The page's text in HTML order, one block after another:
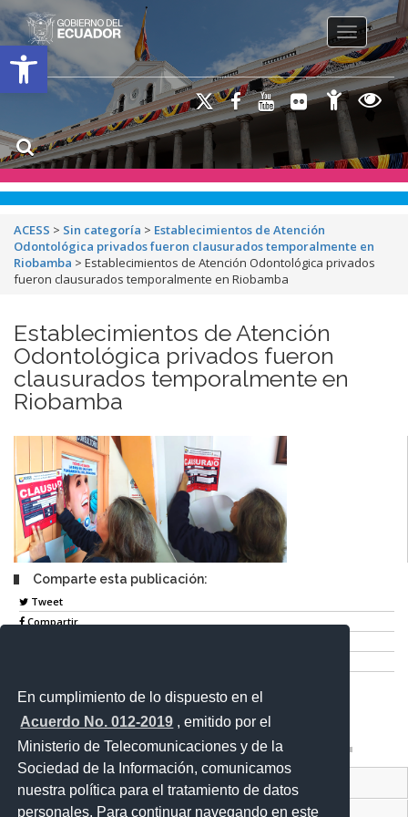
En cumplimiento de lo dispuesto en el
Acuerdo No. 012-2019 , emitido por el
Ministerio de Telecomunicaciones y de la
Sociedad de la Información, comunicamos
nuestra política para el tratamiento de datos
personales. Para continuar navegando en este
Open toolbar
Toggle
ACESS > Sin categoría > Establecimientos de Atención
Odontológica privados fueron clausurados temporalmente en
Riobamba > Establecimientos de Atención Odontológica privados
fueron clausurados temporalmente en Riobamba
Establecimientos de Atención
Odontológica privados fueron
clausurados temporalmente en
Riobamba
Comparte esta publicación:
Tweet
Compartir
Entérate
Contacto Ciudadano Digital